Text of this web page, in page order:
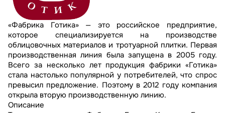
«Фабрика Готика» — это российское предприятие,
которое специализируется на производстве
облицовочных материалов и тротуарной плитки. Первая
производственная линия была запущена в 2005 году.
Всего за несколько лет продукция фабрики «Готика»
стала настолько популярной у потребителей, что спрос
превысил предложение. Поэтому в 2012 году компания
открыла вторую производственную линию.
Описание